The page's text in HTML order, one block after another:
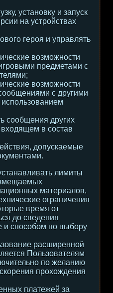
установку и запуск
на устройствах
героя и управлять
возможности
предметами с
возможности
с другими
сообщения других
в состав
допускаемые
лимиты
материалов,
ограничения
время от
до сведения
и способом по выбору
расширенной
Пользователям
по желанию
прохождения
платежей за